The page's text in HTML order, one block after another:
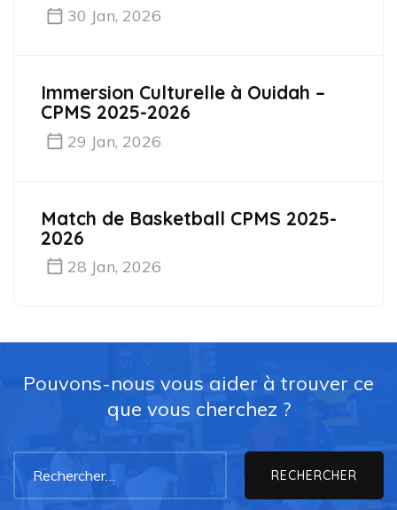
30 Jan, 2026
Immersion Culturelle à Ouidah –
CPMS 2025-2026
29 Jan, 2026
Match de Basketball CPMS 2025-
2026
28 Jan, 2026
Pouvons-nous vous aider à trouver ce
que vous cherchez ?